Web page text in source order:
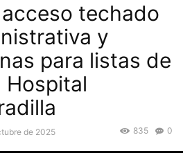
techado
y
para listas de
Hospital
de 2025 0
835